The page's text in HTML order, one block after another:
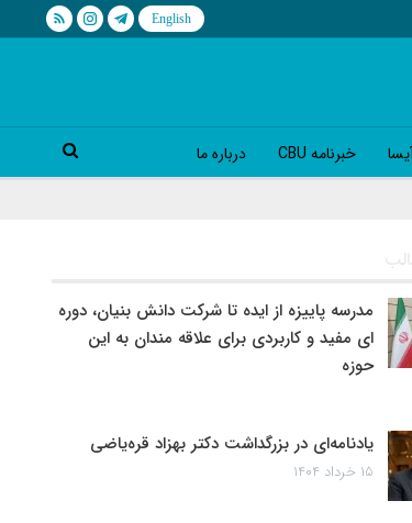
خبرنامه CBU درباره ما
مدرسه پاییزه از ایده تا شرکت دانش بنیان، دوره
ای مفید و کاربردی برای علاقه مندان به این
حوزه
یادنامه‌ای در بزرگداشت دکتر بهزاد قره‌یاضی
۱۵ خرداد ۱۴۰۴